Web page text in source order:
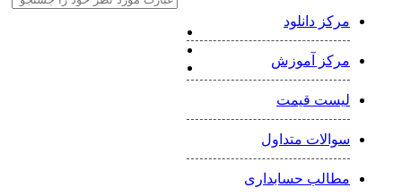
مرکز دانلود
مرکز آموزش
لیست قیمت
سوالات متداول
مطالب حسابداری